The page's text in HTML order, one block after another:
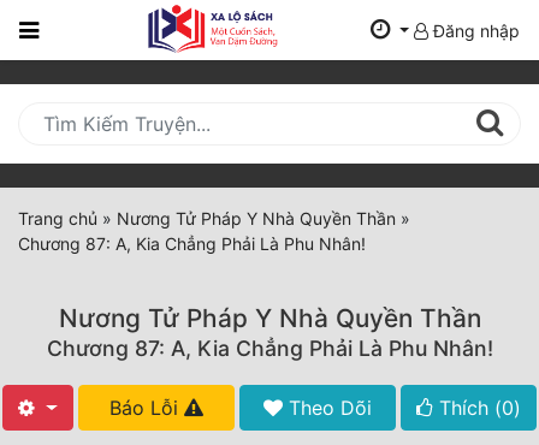
Trang
Mới
Cập
Nhật
(current)
Thể Loại
Tất Cả
Đăng nhập
Trang chủ » Nương Tử Pháp Y Nhà Quyền Thần »
Chương 87: A, Kia Chẳng Phải Là Phu Nhân!
Nương Tử Pháp Y Nhà Quyền Thần
Chương 87: A, Kia Chẳng Phải Là Phu Nhân!
Báo Lỗi Theo Dõi Thích (0)